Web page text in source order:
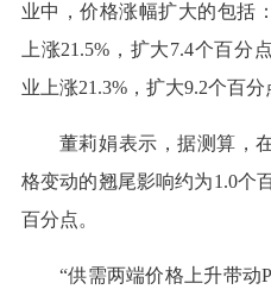
业中，价格涨幅扩大的包括
上涨21.5%，扩大7.4个百分
业上涨21.3%，扩大9.2个百分
董莉娟表示，据测算，
格变动的翘尾影响约为1.0个
百分点。
“供需两端价格上升带动